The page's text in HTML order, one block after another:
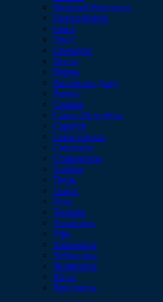
Нижний Новгород
Новосибирск
Омск
Орел
Оренбург
Пенза
Пермь
Ростов-на-Дону
Рязань
Самара
Санкт-Петербург
Саратов
Севастополь
Смоленск
Ставрополь
Тамбов
Тверь
Томск
Тула
Тюмень
Ульяновск
Уфа
Хабаровск
Чебоксары
Челябинск
Югра
Ярославль